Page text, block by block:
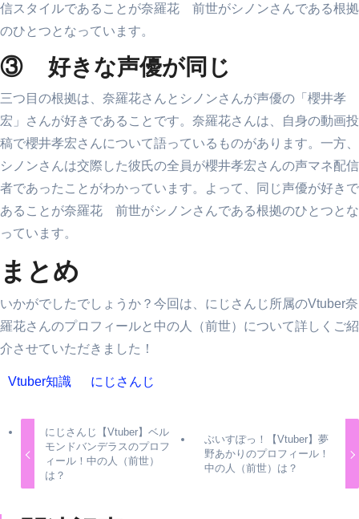
信スタイルであることが奈羅花 前世がシノンさんである根拠
のひとつとなっています。
③ 好きな声優が同じ
三つ目の根拠は、奈羅花さんとシノンさんが声優の「櫻井孝
宏」さんが好きであることです。奈羅花さんは、自身の動画投
稿で櫻井孝宏さんについて語っているものがあります。一方、
シノンさんは交際した彼氏の全員が櫻井孝宏さんの声マネ配信
者であったことがわかっています。よって、同じ声優が好きで
あることが奈羅花 前世がシノンさんである根拠のひとつとな
っています。
まとめ
いかがでしたでしょうか？今回は、にじさんじ所属のVtuber奈
羅花さんのプロフィールと中の人（前世）について詳しくご紹
介させていただきました！
Vtuber知識 にじさんじ
にじさんじ【Vtuber】ベル
モンドバンデラスのプロフ
ィール！中の人（前世）
は？
ぶいすぽっ！【Vtuber】夢
野あかりのプロフィール！
中の人（前世）は？